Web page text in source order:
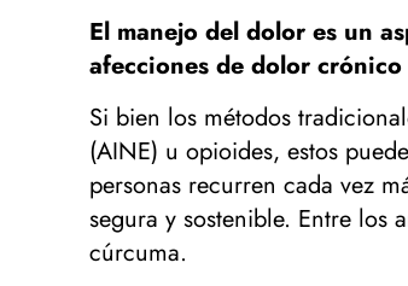
El manejo del dolor es un
afecciones de dolor
Si bien los métodos
(AINE) u opioides, estos
personas recurren cada vez
segura y sostenible. Entre los
cúrcuma.